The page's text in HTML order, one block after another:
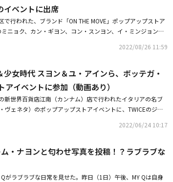
ら公開恋愛中だ。
イベントに出席
行われた、ブランド「ON THE MOVE」ポップアップストア
ニョク、カン・ギヨン、コン・スンヨン、イ・ミンジョン、
シプショー」シーズン2でカムバック！9月6日より放送スター
た
2022/08/26 11:59
少女時代 スヨン＆ユ・アインら、ボッテガ・
イベントに参加（動画あり）
新世界百貨店江南（カンナム）店で行われたイタリアの名ブ
ヴェネタ）のポップアップストアイベントに、TWICEのジヒ
ヘアの近況ショットを公開抜群のスタイルにも注目・少女時
2022/06/24 10:17
・ナヨンと匂わせ写真を投稿！？ラブラブな
がラブラブな日常を見せた。昨日（1日）午後、MY Qは自身